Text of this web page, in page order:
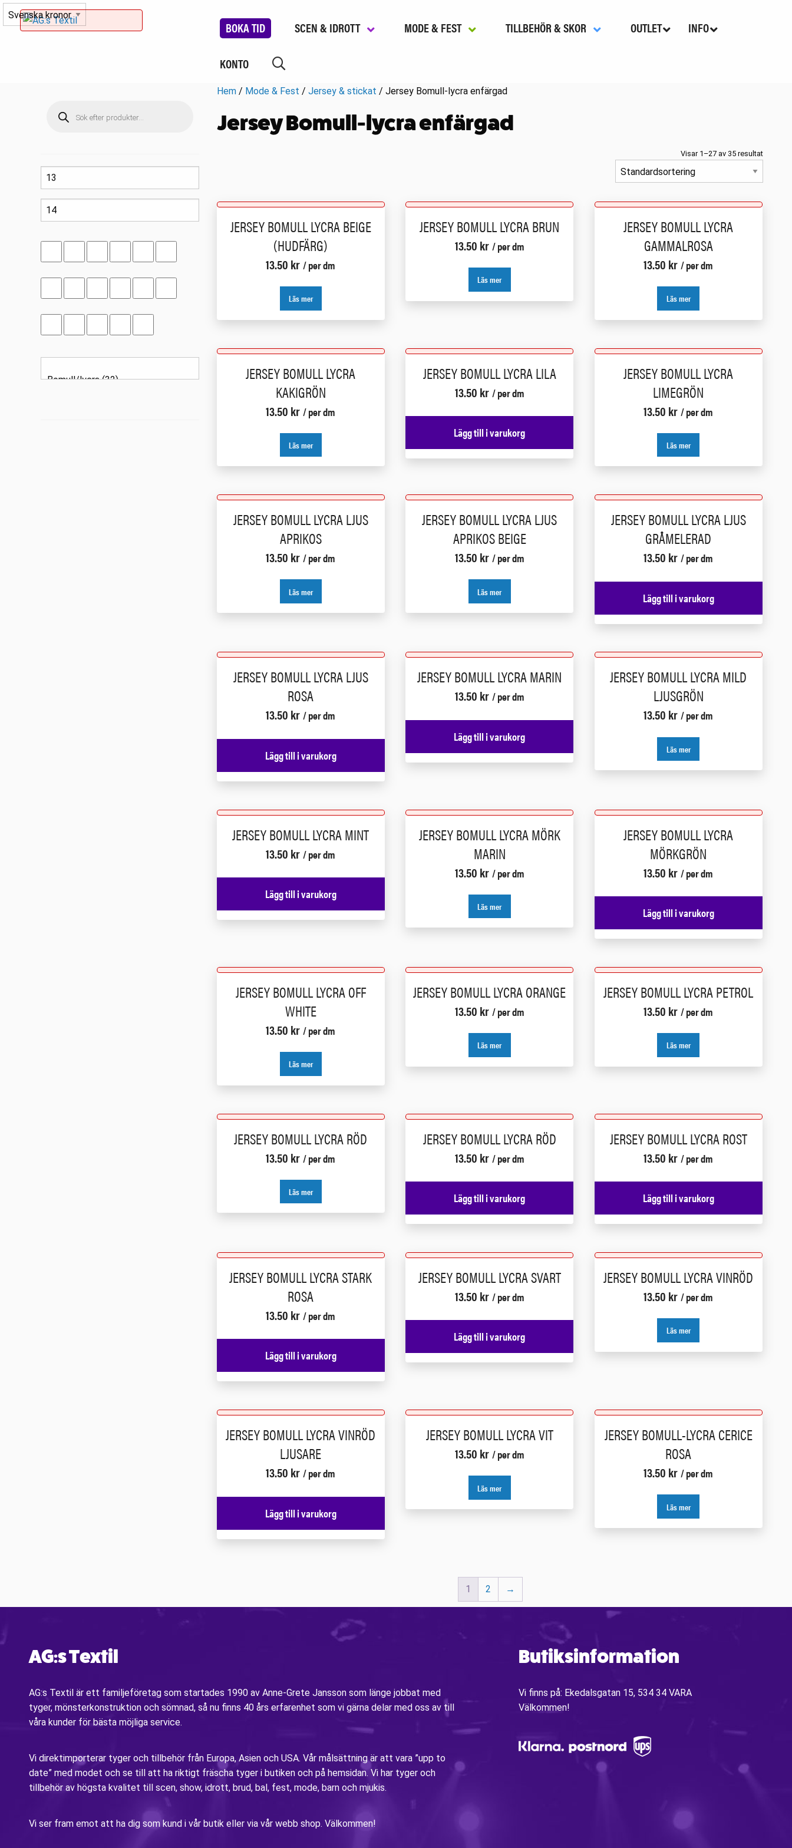
BOKA TID SCEN & IDROTT MODE & FEST TILLBEHÖR & SKOR OUTLET INFO
KONTO
Hem/ Mode & Fest / Jersey & stickat / Jersey Bomull-lycra enfärgad
Jersey Bomull-lycra enfärgad
Visar 1–27 av 35 resultat
JERSEY BOMULL LYCRA BEIGE
(HUDFÄRG)
13.50 kr / per dm
Läs mer
JERSEY BOMULL LYCRA BRUN
13.50 kr / per dm
Läs mer
JERSEY BOMULL LYCRA
GAMMALROSA
13.50 kr / per dm
Läs mer
JERSEY BOMULL LYCRA
KAKIGRÖN
13.50 kr / per dm
Läs mer
JERSEY BOMULL LYCRA LILA
13.50 kr / per dm
Lägg till i varukorg
JERSEY BOMULL LYCRA
LIMEGRÖN
13.50 kr / per dm
Läs mer
JERSEY BOMULL LYCRA LJUS
APRIKOS
13.50 kr / per dm
Läs mer
JERSEY BOMULL LYCRA LJUS
APRIKOS BEIGE
13.50 kr / per dm
Läs mer
JERSEY BOMULL LYCRA LJUS
GRÅMELERAD
13.50 kr / per dm
Lägg till i varukorg
JERSEY BOMULL LYCRA LJUS
ROSA
13.50 kr / per dm
Lägg till i varukorg
JERSEY BOMULL LYCRA MARIN
13.50 kr / per dm
Lägg till i varukorg
JERSEY BOMULL LYCRA MILD
LJUSGRÖN
13.50 kr / per dm
Läs mer
JERSEY BOMULL LYCRA MINT
13.50 kr / per dm
Lägg till i varukorg
JERSEY BOMULL LYCRA MÖRK
MARIN
13.50 kr / per dm
Läs mer
JERSEY BOMULL LYCRA
MÖRKGRÖN
13.50 kr / per dm
Lägg till i varukorg
JERSEY BOMULL LYCRA OFF
WHITE
13.50 kr / per dm
Läs mer
JERSEY BOMULL LYCRA ORANGE
13.50 kr / per dm
Läs mer
JERSEY BOMULL LYCRA PETROL
13.50 kr / per dm
Läs mer
JERSEY BOMULL LYCRA RÖD
13.50 kr / per dm
Läs mer
JERSEY BOMULL LYCRA RÖD
13.50 kr / per dm
Lägg till i varukorg
JERSEY BOMULL LYCRA ROST
13.50 kr / per dm
Lägg till i varukorg
JERSEY BOMULL LYCRA STARK
ROSA
13.50 kr / per dm
Lägg till i varukorg
JERSEY BOMULL LYCRA SVART
13.50 kr / per dm
Lägg till i varukorg
JERSEY BOMULL LYCRA VINRÖD
13.50 kr / per dm
Läs mer
JERSEY BOMULL LYCRA VINRÖD
LJUSARE
13.50 kr / per dm
Lägg till i varukorg
JERSEY BOMULL LYCRA VIT
13.50 kr / per dm
Läs mer
JERSEY BOMULL-LYCRA CERICE
ROSA
13.50 kr / per dm
Läs mer
1 2 →
AG:s Textil
AG:s Textil är ett familjeföretag som startades 1990 av Anne-Grete Jansson som länge jobbat med
tyger, mönsterkonstruktion och sömnad, så nu finns 40 års erfarenhet som vi gärna delar med oss av till
våra kunder för bästa möjliga service.
Vi direktimporterar tyger och tillbehör från Europa, Asien och USA. Vår målsättning är att vara ”upp to
date” med modet och se till att ha riktigt fräscha tyger i butiken och på hemsidan. Vi har tyger och
tillbehör av högsta kvalitet till scen, show, idrott, brud, bal, fest, mode, barn och mjukis.
Vi ser fram emot att ha dig som kund i vår butik eller via vår webb shop. Välkommen!
Butiksinformation
Vi finns på: Ekedalsgatan 15, 534 34 VARA
Välkommen!